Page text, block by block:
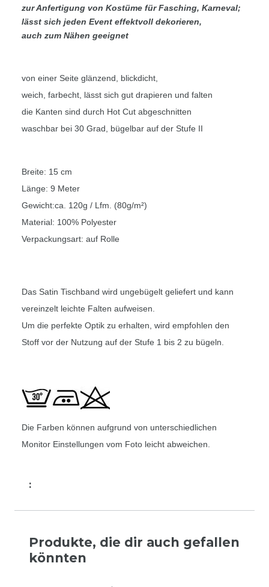
zur Anfertigung von Kostüme für Fasching, Karneval;
lässt sich jeden Event effektvoll dekorieren,
auch zum Nähen geeignet
von einer Seite glänzend, blickdicht,
weich, farbecht, lässt sich gut drapieren und falten
die Kanten sind durch Hot Cut abgeschnitten
waschbar bei 30 Grad, bügelbar auf der Stufe II
Breite: 15 cm
Länge: 9 Meter
Gewicht:ca. 120g / Lfm. (80g/m²)
Material: 100% Polyester
Verpackungsart: auf Rolle
Das Satin Tischband wird ungebügelt geliefert und kann
vereinzelt leichte Falten aufweisen.
Um die perfekte Optik zu erhalten, wird empfohlen den
Stoff vor der Nutzung auf der Stufe 1 bis 2 zu bügeln.
Die Farben können aufgrund von unterschiedlichen
Monitor Einstellungen vom Foto leicht abweichen.
:
Produkte, die dir auch gefallen
könnten